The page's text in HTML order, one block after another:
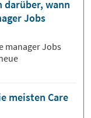
darüber, wann
Jobs
managerJobs
meisten Care